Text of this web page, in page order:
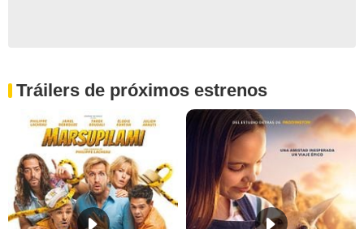
Tráilers de próximos estrenos